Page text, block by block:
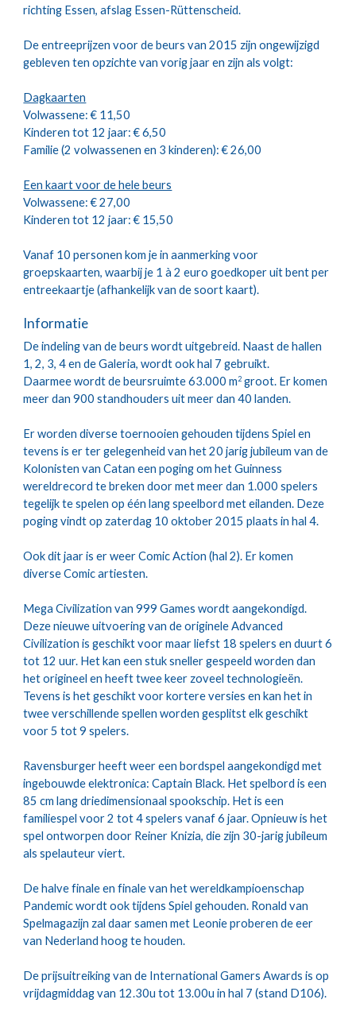
richting Essen, afslag Essen-Rüttenscheid.
De entreeprijzen voor de beurs van 2015 zijn ongewijzigd
gebleven ten opzichte van vorig jaar en zijn als volgt:
Dagkaarten
Volwassene: € 11,50
Kinderen tot 12 jaar: € 6,50
Familie (2 volwassenen en 3 kinderen): € 26,00
Een kaart voor de hele beurs
Volwassene: € 27,00
Kinderen tot 12 jaar: € 15,50
Vanaf 10 personen kom je in aanmerking voor
groepskaarten, waarbij je 1 à 2 euro goedkoper uit bent per
entreekaartje (afhankelijk van de soort kaart).
Informatie
De indeling van de beurs wordt uitgebreid. Naast de hallen
1, 2, 3, 4 en de Galeria, wordt ook hal 7 gebruikt.
Daarmee wordt de beursruimte 63.000 m2 groot. Er komen
meer dan 900 standhouders uit meer dan 40 landen.
Er worden diverse toernooien gehouden tijdens Spiel en
tevens is er ter gelegenheid van het 20 jarig jubileum van de
Kolonisten van Catan een poging om het Guinness
wereldrecord te breken door met meer dan 1.000 spelers
tegelijk te spelen op één lang speelbord met eilanden. Deze
poging vindt op zaterdag 10 oktober 2015 plaats in hal 4.
Ook dit jaar is er weer Comic Action (hal 2). Er komen
diverse Comic artiesten.
Mega Civilization van 999 Games wordt aangekondigd.
Deze nieuwe uitvoering van de originele Advanced
Civilization is geschikt voor maar liefst 18 spelers en duurt 6
tot 12 uur. Het kan een stuk sneller gespeeld worden dan
het origineel en heeft twee keer zoveel technologieën.
Tevens is het geschikt voor kortere versies en kan het in
twee verschillende spellen worden gesplitst elk geschikt
voor 5 tot 9 spelers.
Ravensburger heeft weer een bordspel aangekondigd met
ingebouwde elektronica: Captain Black. Het spelbord is een
85 cm lang driedimensionaal spookschip. Het is een
familiespel voor 2 tot 4 spelers vanaf 6 jaar. Opnieuw is het
spel ontworpen door Reiner Knizia, die zijn 30-jarig jubileum
als spelauteur viert.
De halve finale en finale van het wereldkampioenschap
Pandemic wordt ook tijdens Spiel gehouden. Ronald van
Spelmagazijn zal daar samen met Leonie proberen de eer
van Nederland hoog te houden.
De prijsuitreiking van de International Gamers Awards is op
vrijdagmiddag van 12.30u tot 13.00u in hal 7 (stand D106).